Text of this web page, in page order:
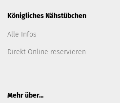
Königliches Nähstübchen
Alle Infos
Direkt Online reservieren
Mehr über...